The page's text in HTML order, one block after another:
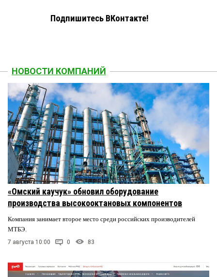
Подпишитесь ВКонтакте!
НОВОСТИ КОМПАНИЙ
«Омский каучук» обновил оборудование
производства высокооктановых компонентов
Компания занимает второе место среди российских производителей
МТБЭ.
7 августа 10:00 0 83